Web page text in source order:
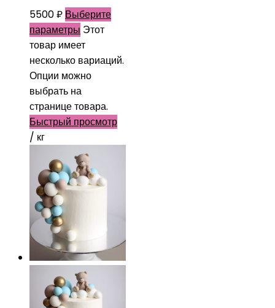
5500₽ Выберите
параметры Этот
товар имеет
несколько вариаций.
Опции можно
выбрать на
странице товара.
Быстрый просмотр
/ кг